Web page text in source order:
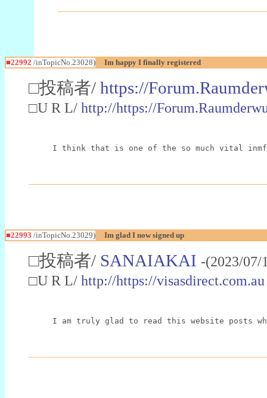
■22992 /inTopicNo.23028) Im happy I finally registered
□投稿者/ https://
□U R L/ http://https://
I think that is one of the so much vital
■22993 /inTopicNo.23029) Im glad I now signed up
□投稿者/ SANAIAKAI -(2023/
□U R L/ http://https://visasdirect.com.au
I am truly glad to read this website posts